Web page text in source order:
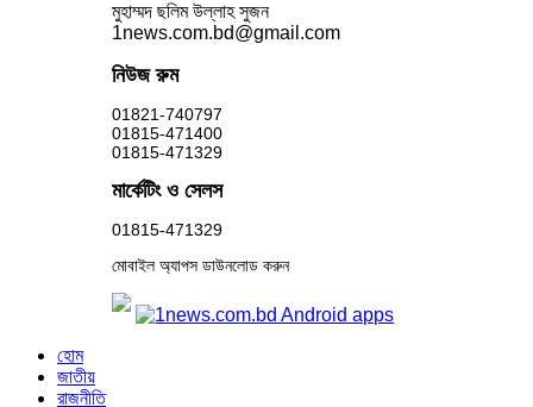
মুহাম্মদ ছলিম উল্লাহ সুজন
1news.com.bd@gmail.com
নিউজ রুম
01821-740797
01815-471400
01815-471329
মার্কেটিং ও সেলস
01815-471329
মোবাইল অ্যাপস ডাউনলোড করুন
হোম
জাতীয়
রাজনীতি